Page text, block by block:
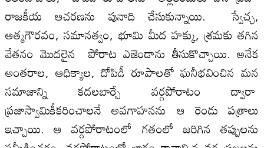
రాజకీయ ఆచరణను పునాది చేసుకున్నాయి. స్వేచ్ఛ,
ఆత్మగౌరవం, సమానత్వం, భూమి మీద హక్కు, శ్రమకు తగిన
వేతనం మొదలైన పోరాట ఎజెండాను తీసుకొచ్చాయి. అనేక
అంతరాల, ఆధిక్యాల, దోపిడీ రూపాలతో ఘనీభవించిన మన
సమాజాన్ని కదలబార్చే వర్గపోరాటం ద్వారా
ప్రజాస్వామికీకరించాలనే అవగాహనను ఆ రెండు పత్రాలు
ఇచ్చాయి. ఆ వర్గపోరాటంలో గతంలో జరిగిన తప్పులను